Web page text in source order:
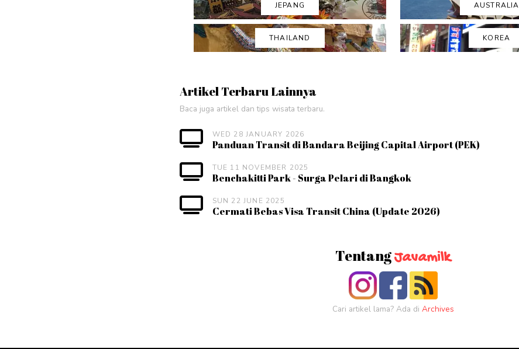
JEPANG AUSTRALIA
THAILAND KOREA
Artikel Terbaru Lainnya
Baca juga artikel dan tips wisata terbaru.
WED 28 JANUARY 2026
Panduan Transit di Bandara Beijing Capital Airport (PEK)
TUE 11 NOVEMBER 2025
Benchakitti Park - Surga Pelari di Bangkok
SUN 22 JUNE 2025
Cermati Bebas Visa Transit China (Update 2026)
TentangJavamilk
Cari artikel lama? Ada di Archives